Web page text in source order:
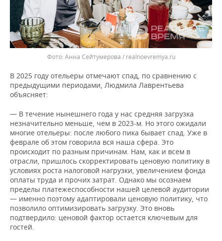
Анна Сейтумерова / realnoevremya.ru
В 2025 году отельеры отмечают спад, по сравнению с
предыдущими периодами, Людмила Лаврентьева
объясняет:
— В течение нынешнего года у нас средняя загрузка
незначительно меньше, чем в 2023-м. Но этого ожидали
многие отельеры: после любого пика бывает спад. Уже в
феврале об этом говорила вся наша сфера. Это
происходит по разным причинам. Нам, как и всем в
отрасли, пришлось скорректировать ценовую политику в
условиях роста налоговой нагрузки, увеличением фонда
оплаты труда и прочих затрат. Однако мы осознаем
пределы платежеспособности нашей целевой аудитории
— именно поэтому адаптировали ценовую политику, что
позволило оптимизировать загрузку. Это вновь
подтвердило: ценовой фактор остается ключевым для
гостей.